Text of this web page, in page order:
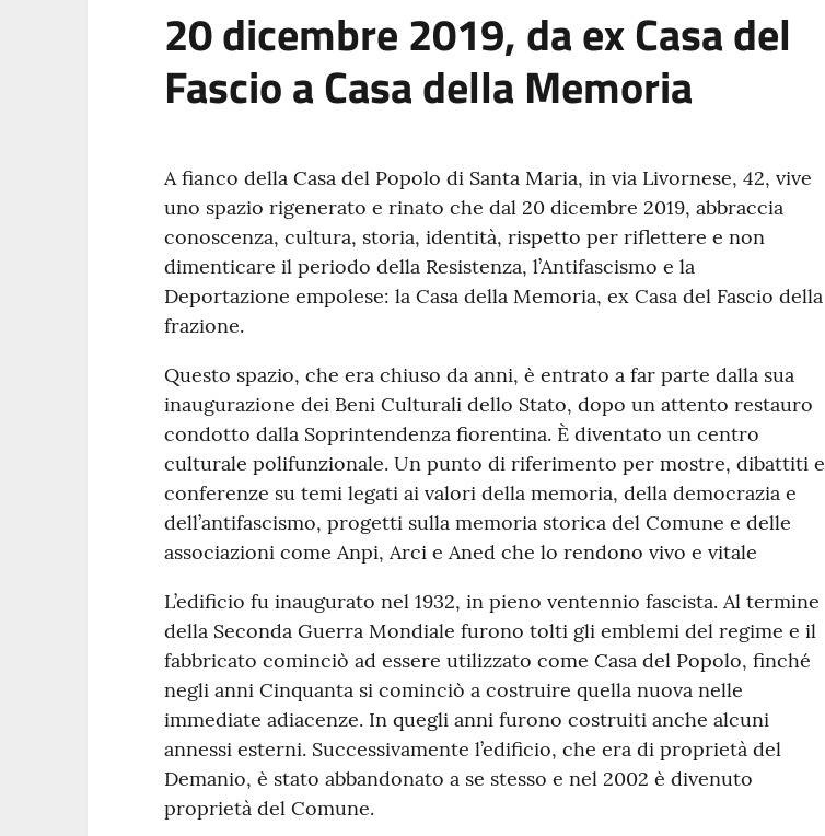
20 dicembre 2019, da ex Casa del
Fascio a Casa della Memoria
A fianco della Casa del Popolo di Santa Maria, in via Livornese, 42, vive
uno spazio rigenerato e rinato che dal 20 dicembre 2019, abbraccia
conoscenza, cultura, storia, identità, rispetto per riflettere e non
dimenticare il periodo della Resistenza, l’Antifascismo e la
Deportazione empolese: la Casa della Memoria, ex Casa del Fascio della
frazione.
Questo spazio, che era chiuso da anni, è entrato a far parte dalla sua
inaugurazione dei Beni Culturali dello Stato, dopo un attento restauro
condotto dalla Soprintendenza fiorentina. È diventato un centro
culturale polifunzionale. Un punto di riferimento per mostre, dibattiti e
conferenze su temi legati ai valori della memoria, della democrazia e
dell’antifascismo, progetti sulla memoria storica del Comune e delle
associazioni come Anpi, Arci e Aned che lo rendono vivo e vitale
L’edificio fu inaugurato nel 1932, in pieno ventennio fascista. Al termine
della Seconda Guerra Mondiale furono tolti gli emblemi del regime e il
fabbricato cominciò ad essere utilizzato come Casa del Popolo, finché
negli anni Cinquanta si cominciò a costruire quella nuova nelle
immediate adiacenze. In quegli anni furono costruiti anche alcuni
annessi esterni. Successivamente l’edificio, che era di proprietà del
Demanio, è stato abbandonato a se stesso e nel 2002 è divenuto
proprietà del Comune.